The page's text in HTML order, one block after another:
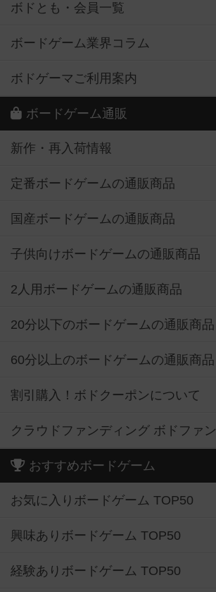
ボドとも・会員一覧
ボードゲーム業界コラム
ボドゲーマご利用案内
ボードゲーム通販
新作・再入荷情報
定番ボードゲームの通販商品
国産ボードゲームの通販商品
子供向けボードゲームの通販商品
2人用ボードゲームの通販商品
20分以下のボードゲームの通販商品
60分以上のボードゲームの通販商品
割引購入！ボドクーポンについて
クラウドファンディング ボドファン
おすすめボードゲーム
お気に入りボードゲーム TOP50
興味ありボードゲーム TOP50
経験ありボードゲーム TOP50